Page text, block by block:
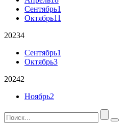
Сентябрь1
Октябрь11
20234
Сентябрь1
Октябрь3
20242
Ноябрь2